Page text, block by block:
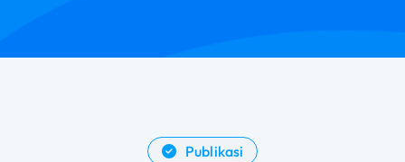
Publikasi